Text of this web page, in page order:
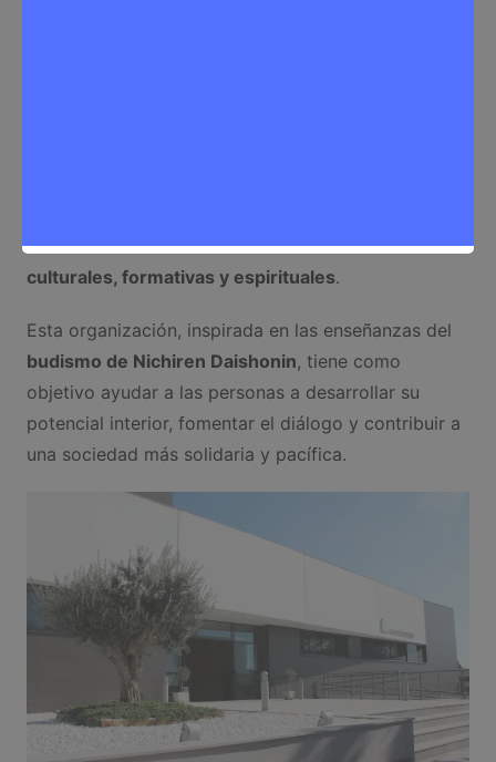
comunidad donde se realizanactividades
culturales, formativas y espirituales.
Esta organización, inspirada en las enseñanzas del
budismo de Nichiren Daishonin, tiene como
objetivo ayudar a las personas a desarrollar su
potencial interior, fomentar el diálogo y contribuir a
una sociedad más solidaria y pacífica.